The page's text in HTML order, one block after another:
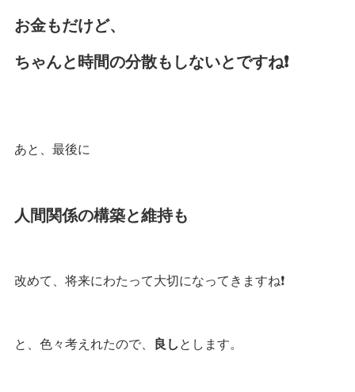
お金もだけど、
ちゃんと時間の分散もしないとですね❗️
あと、最後に
人間関係の構築と維持も
改めて、将来にわたって大切になってきますね❗️
と、色々考えれたので、 良しとします。